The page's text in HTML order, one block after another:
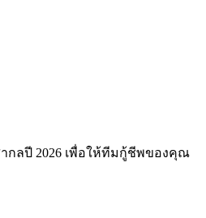
กลปี 2026 เพื่อให้ทีมกู้ชีพของคุณ